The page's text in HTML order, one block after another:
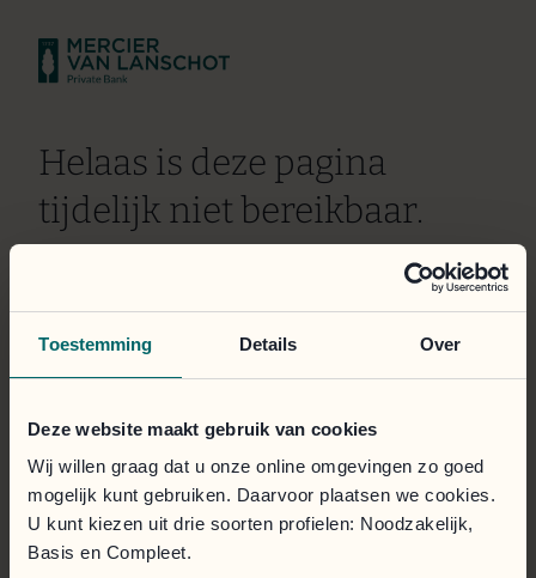
Toestemming Details Over
Deze website maakt gebruik van cookies
Wij willen graag dat u onze online omgevingen zo goed
mogelijk kunt gebruiken. Daarvoor plaatsen we cookies.
U kunt kiezen uit drie soorten profielen: Noodzakelijk,
Basis en Compleet.
Helaas is deze pagina
tijdelijk niet bereikbaar.
Wij doen er alles aan om het probleem zo snel mogelijk
Inloggen